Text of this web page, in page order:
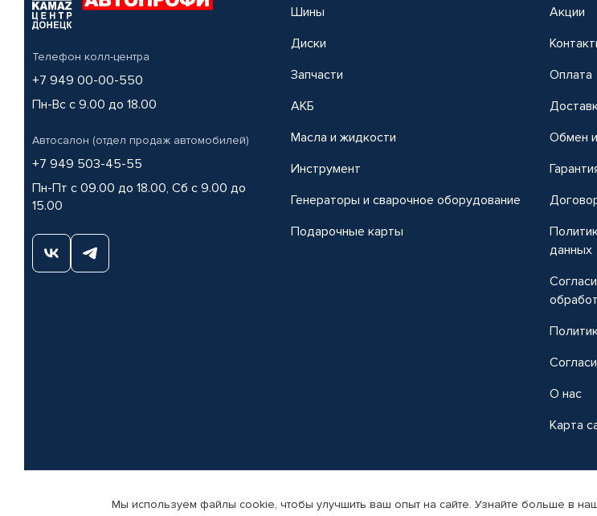
Телефон колл-центра
+7 949 00-00-550
Пн-Вс с 9.00 до 18.00
Автосалон (отдел продаж автомобилей)
+7 949 503-45-55
Пн-Пт с 09.00 до 18.00, Сб с 9.00 до
15.00
Шины
Диски
Запчасти
АКБ
Масла и жидкости
Инструмент
Генераторы и сварочное оборудование
Подарочные карты
Акции
Оплата
Обмен
данных
О нас
Карта
© КАМАЗ ЦЕНТР ДОНЕЦК, 2015-2026. Все права защищены. Интернет-магазин автомобильных товаров Автопрофи.
Мы используем файлы cookie, чтобы улучшить ваш опыт на сайте. Узнайте больше в